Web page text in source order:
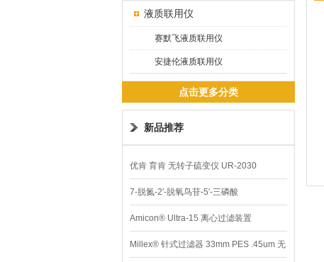
液质联用仪
赛默飞液质联用仪
安捷伦液质联用仪
点击更多分类
新品推荐
优肯 育肯 无转子硫变仪 UR-2030
7-脱氮-2′-脱氧鸟苷-5′-三磷酸
Amicon® Ultra-15 离心过滤装置
Millex® 针式过滤器 33mm PES .45um 无